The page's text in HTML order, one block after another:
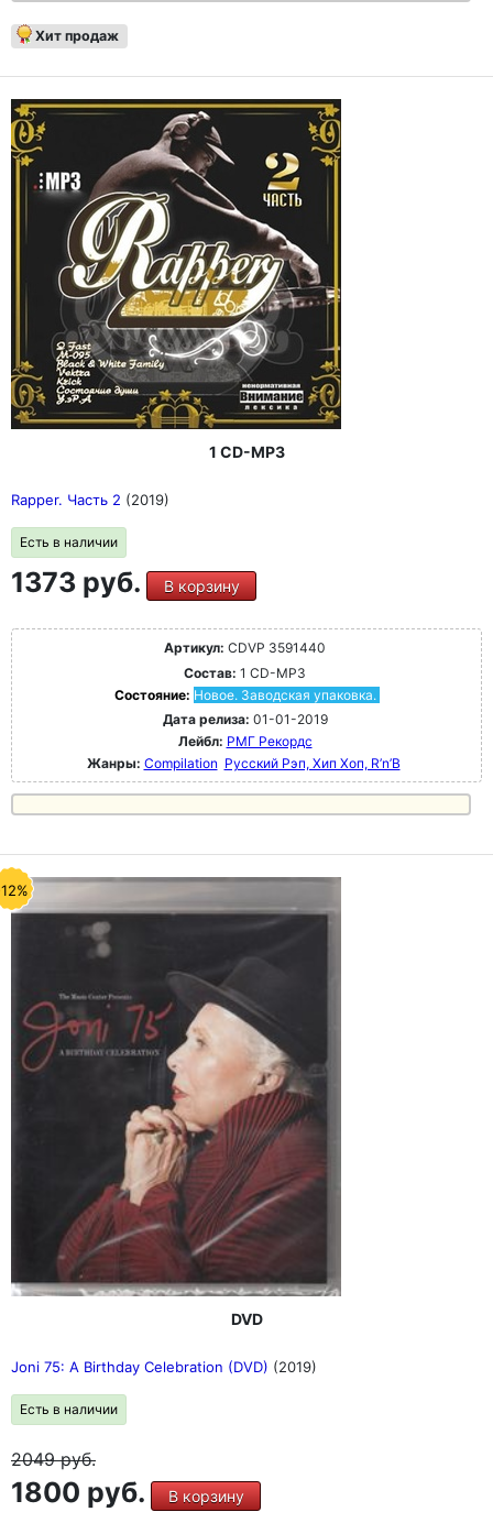
Хит продаж
1 CD-MP3
Rapper. Часть 2 (2019)
Есть в наличии
1373 руб. В корзину
Артикул: CDVP 3591440
Состав: 1 CD-MP3
Состояние: Новое. Заводская упаковка.
Дата релиза: 01-01-2019
Лейбл: РМГ Рекордс
Жанры: Compilation Русский Рэп, Хип Хоп, R’n’B
DVD
Joni 75: A Birthday Celebration (DVD) (2019)
Есть в наличии
2049руб.
1800 руб. В корзину